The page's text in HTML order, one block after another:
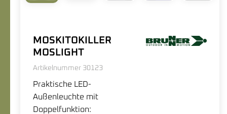
MOSKITOKILLER
MOSLIGHT
Artikelnummer 30123
Praktische LED-
Außenleuchte mit
Doppelfunktion: